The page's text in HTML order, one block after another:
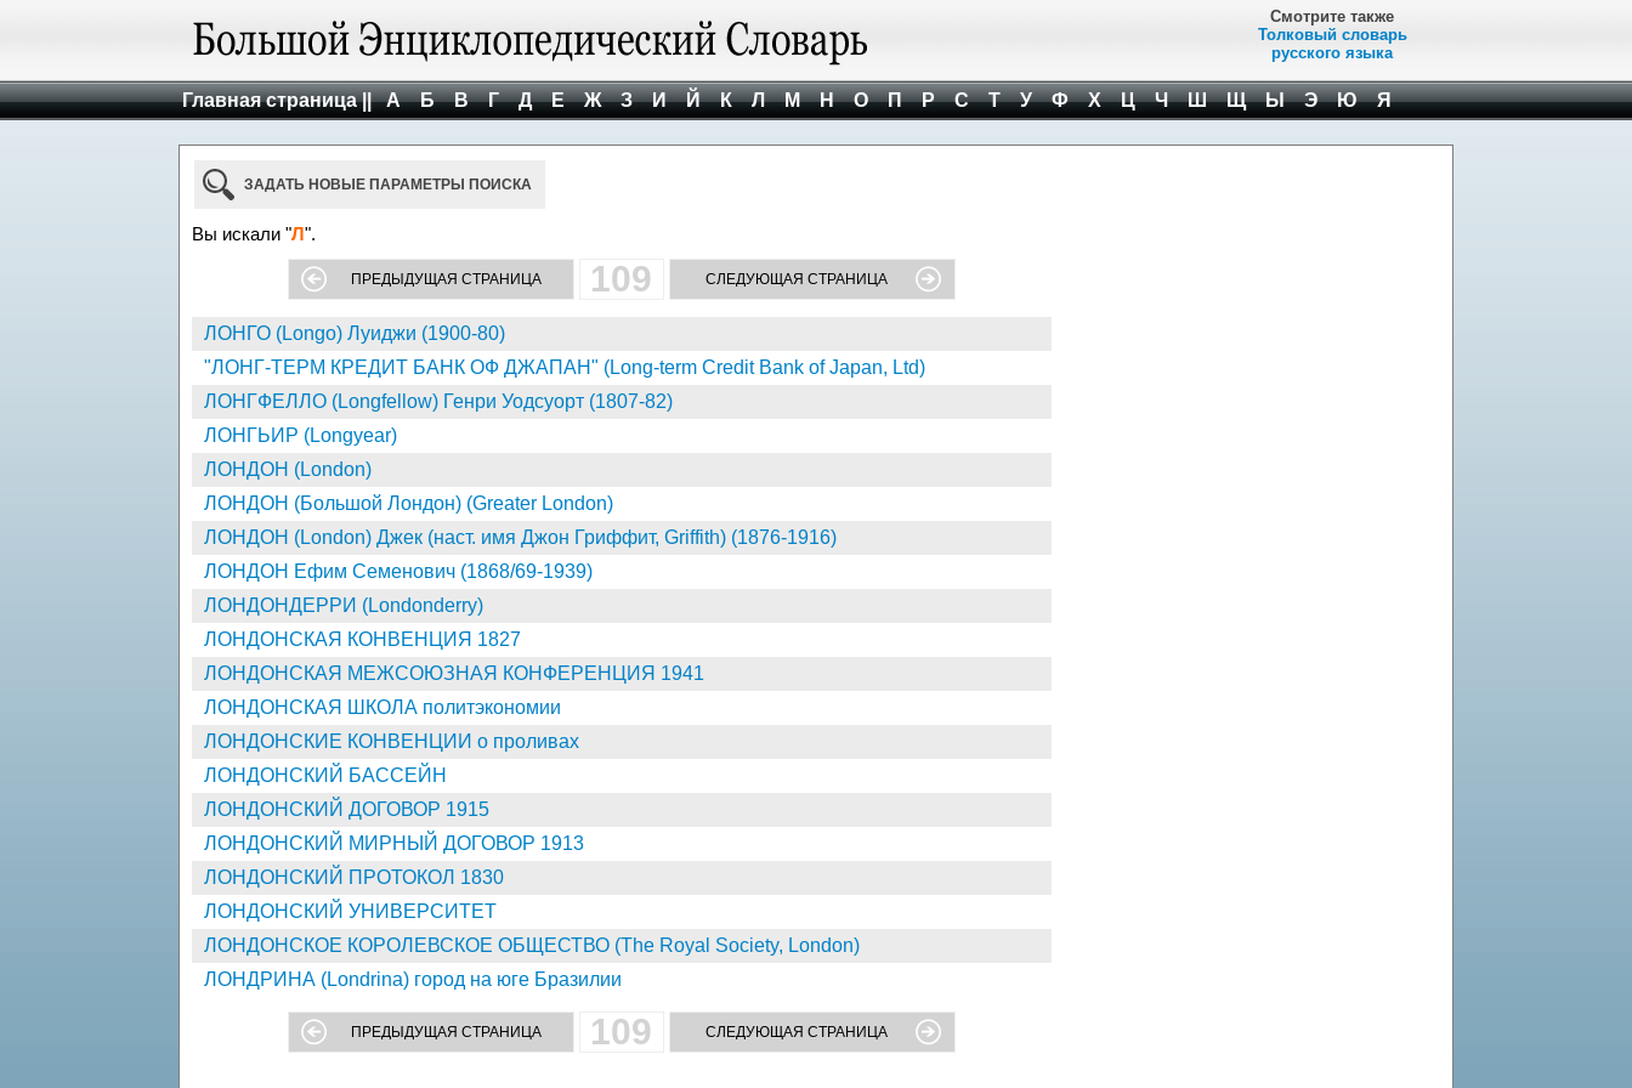
Смотрите также
Толковый словарь
русского языка
Главная страница || А Б В Г Д Е Ж З И Й К Л М Н О П Р С Т У Ф Х Ц Ч Ш Щ Ы Э Ю Я
ЗАДАТЬ НОВЫЕ ПАРАМЕТРЫ ПОИСКА
Вы искали "Л".
ПРЕДЫДУЩАЯ СТРАНИЦА 109 СЛЕДУЮЩАЯ СТРАНИЦА
ЛОНГО (Longo) Луиджи (1900-80)
"ЛОНГ-ТЕРМ КРЕДИТ БАНК ОФ ДЖАПАН" (Long-term Credit Bank of Japan, Ltd)
ЛОНГФЕЛЛО (Longfellow) Генри Уодсуорт (1807-82)
ЛОНГЬИР (Longyear)
ЛОНДОН (London)
ЛОНДОН (Большой Лондон) (Greater London)
ЛОНДОН (London) Джек (наст. имя Джон Гриффит, Griffith) (1876-1916)
ЛОНДОН Ефим Семенович (1868/69-1939)
ЛОНДОНДЕРРИ (Londonderry)
ЛОНДОНСКАЯ КОНВЕНЦИЯ 1827
ЛОНДОНСКАЯ МЕЖСОЮЗНАЯ КОНФЕРЕНЦИЯ 1941
ЛОНДОНСКАЯ ШКОЛА политэкономии
ЛОНДОНСКИЕ КОНВЕНЦИИ о проливах
ЛОНДОНСКИЙ БАССЕЙН
ЛОНДОНСКИЙ ДОГОВОР 1915
ЛОНДОНСКИЙ МИРНЫЙ ДОГОВОР 1913
ЛОНДОНСКИЙ ПРОТОКОЛ 1830
ЛОНДОНСКИЙ УНИВЕРСИТЕТ
ЛОНДОНСКОЕ КОРОЛЕВСКОЕ ОБЩЕСТВО (The Royal Society, London)
ЛОНДРИНА (Londrina) город на юге Бразилии
ПРЕДЫДУЩАЯ СТРАНИЦА 109 СЛЕДУЮЩАЯ СТРАНИЦА